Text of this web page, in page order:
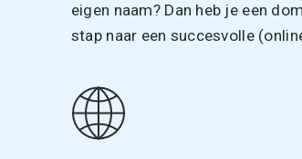
eigen naam? Dan heb je een
stap naar een succesvolle